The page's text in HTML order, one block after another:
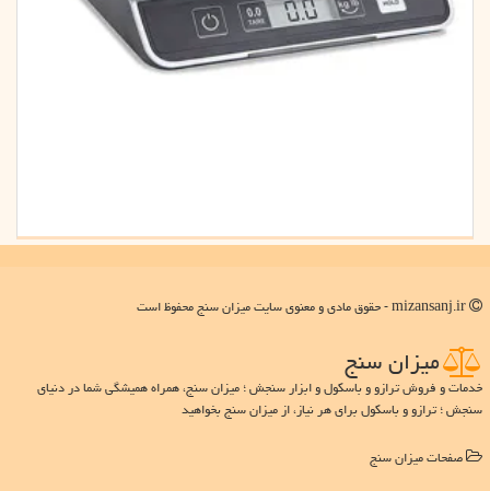
میزان سنج
خدمات و فروش ترازو و باسکول و ابزار سنجش ؛ میزان سنج، همراه همیشگی شما در دنیای
سنجش ؛ ترازو و باسکول برای هر نیاز، از میزان سنج بخواهید
صفحات میزان سنج